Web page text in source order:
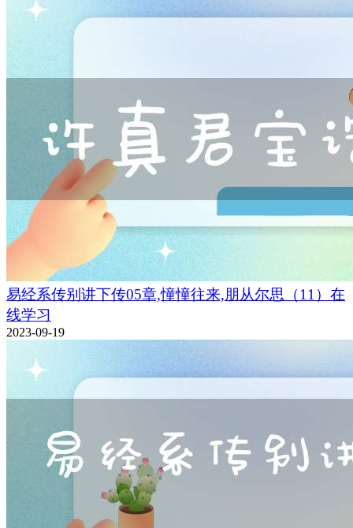
易经系传别讲下传05章,憧憧往来,朋从尔思（11）在
线学习
2023-09-19